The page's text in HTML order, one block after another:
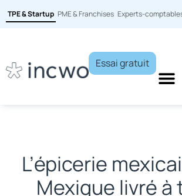
TPE & Startup PME & Franchises Experts-
Essai gratuit
L’épicerie
Mexique livré à